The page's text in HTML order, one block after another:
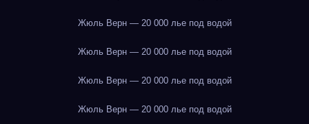
Жюль Верн — 20 000 лье под водой
Жюль Верн — 20 000 лье под водой
Жюль Верн — 20 000 лье под водой
Жюль Верн — 20 000 лье под водой